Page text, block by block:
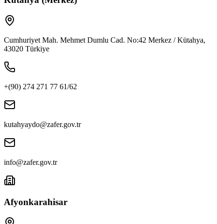
Cumhuriyet Mah. Mehmet Dumlu Cad. No:42 Merkez / Kütahya,
43020 Türkiye
+(90) 274 271 77 61/62
kutahyaydo@zafer.gov.tr
info@zafer.gov.tr
Afyonkarahisar